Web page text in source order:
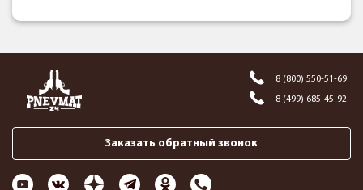
8 (800) 550-51-69
8 (499) 685-45-92
Заказать обратный звонок